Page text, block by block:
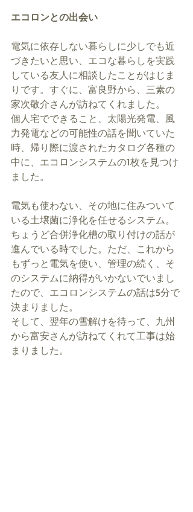
エコロンとの出会い
電気に依存しない暮らしに少しでも近
づきたいと思い、エコな暮らしを実践
している友人に相談したことがはじま
りです。すぐに、富良野から、三素の
家次敬介さんが訪ねてくれました。
個人宅でできること、太陽光発電、風
力発電などの可能性の話を聞いていた
時、帰り際に渡されたカタログ各種の
中に、エコロンシステムの1枚を見つけ
ました。
電気も使わない、その地に住みついて
いる土壌菌に浄化を任せるシステム。
ちょうど合併浄化槽の取り付けの話が
進んでいる時でした。ただ、これから
もずっと電気を使い、管理の続く、そ
のシステムに納得がいかないでいまし
たので、エコロンシステムの話は5分で
決まりました。
そして、翌年の雪解けを待って、九州
から富安さんが訪ねてくれて工事は始
まりました。